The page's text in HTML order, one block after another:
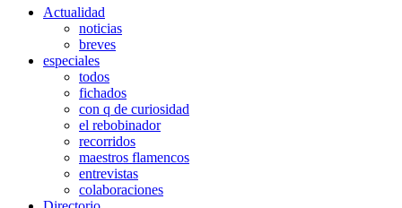
Actualidad
noticias
breves
especiales
todos
fichados
con q de curiosidad
el rebobinador
recorridos
maestros flamencos
entrevistas
colaboraciones